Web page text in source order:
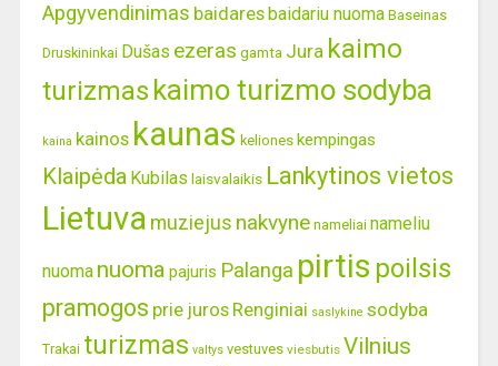
Apgyvendinimas baidaresbaidariu nuoma Baseinas
Druskininkai Dušas ezeras gamta Jura kaimo
turizmas kaimo turizmo sodyba
kaina kainos kaunas keliones kempingas
Klaipėda Kubilas laisvalaikis Lankytinos vietos
Lietuva muziejus nakvyne nameliai nameliu
nuoma nuoma pajuris Palanga pirtis poilsis
pramogos prie juros Renginiai saslykine sodyba
Trakai turizmas valtys vestuves viesbutis Vilnius